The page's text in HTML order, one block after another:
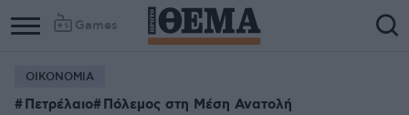
Games
ΟΙΚΟΝΟΜΙΑ
Πετρέλαιο Πόλεμος στη Μέση Ανατολή